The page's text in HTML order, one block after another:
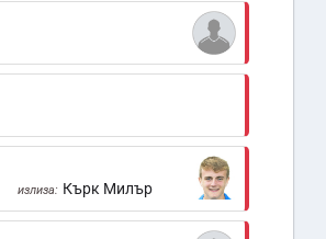
излиза: Кърк Милър